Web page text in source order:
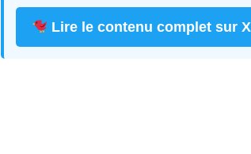
Lire le contenu complet sur X